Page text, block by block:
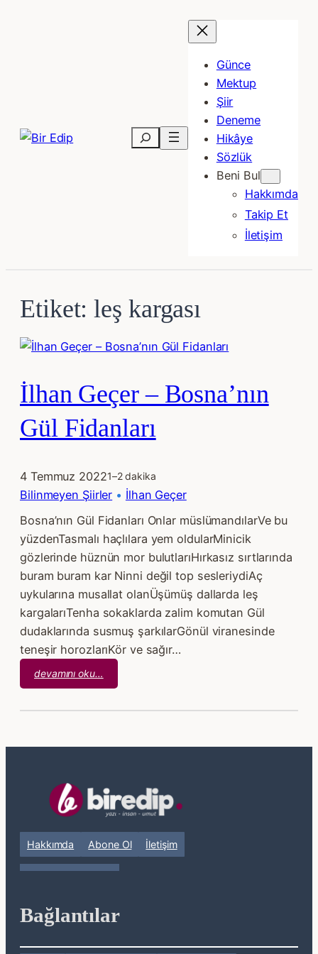
Ara
Günce
Mektup
Şiir
Deneme
Hikâye
Sözlük
Beni Bul
Hakkımda
Takip Et
İletişim
Etiket:leş kargası
İlhan Geçer – Bosna’nın
Gül Fidanları
4 Temmuz 20221–2 dakika
Bilinmeyen Şiirler • İlhan Geçer
Bosna’nın Gül Fidanları Onlar müslümandılarVe bu
yüzdenTasmalı haçlılara yem oldularMinicik
gözlerinde hüznün mor bulutlarıHırkasız sırtlarında
buram buram kar Ninni değil top sesleriydiAç
uykularına musallat olanÜşümüş dallarda leş
kargalarıTenha sokaklarda zalim komutan Gül
dudaklarında susmuş şarkılarGönül viranesinde
teneşir horozlarıKör ve sağır…
devamını oku…
İlhan
Gül
Hakkımda Abone Ol İletişim
Bağlantılar